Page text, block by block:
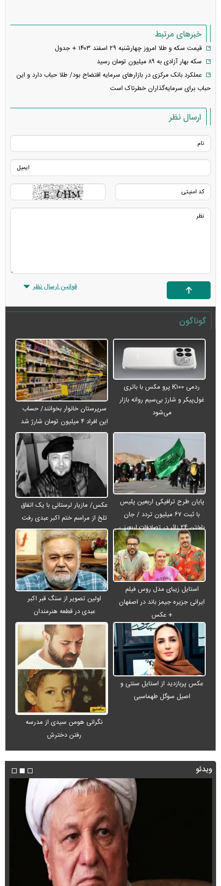
خبرهای مرتبط
قیمت سکه و طلا امروز چهارشنبه ۲۹ اسفند ۱۴۰۳ + جدول
سکه بهار آزادی به ۸۹ میلیون تومان رسید
عملکرد بانک مرکزی در بازار‌های سرمایه افتضاح بود/ طلا حباب دارد و این
حباب برای سرمایه‌گذاران خطرناک است
ارسال نظر
قوانین ارسال نظر
گوناگون
ردمی K۱۰۰ پرو مکس با باتری
غول‌پیکر و شارژ بی‌سیم روانه بازار
می‌شود
سرپرستان خانوار بخوانند/ حساب
این افراد ۴ میلیون تومان شارژ شد
پایان طرح ترافیکی اربعین پلیس
با ثبت ۶۷ میلیون تردد / جان
باختن ۲۴ زائر در تصادفات اربعینی
عکس/ مازیار لرستانی با یک اتفاق
تلخ از مراسم ختم اکبر عبدی رفت
استایل زیبای مدل روس فیلم
ایرانی جزیره جیمز باند در اصفهان
+ عکس
اولین تصویر از سنگ قبر اکبر
عبدی در قطعه هنرمندان
عکس پربازدید از استایل سنتی و
اصیل سوگل طهماسبی
نگرانی هومن سیدی از مدرسه
رفتن دخترش
ویدئو